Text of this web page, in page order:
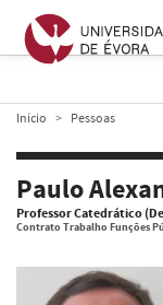
Início Pessoas
Paulo
Professor Catedrático
Contrato Trabalho Funções